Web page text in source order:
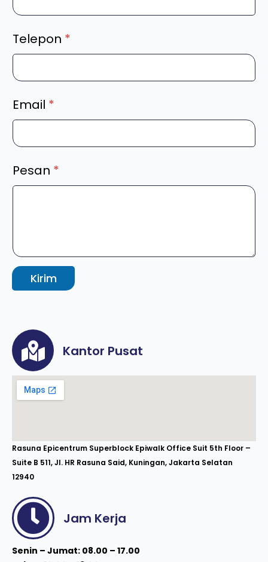
Telepon *
Email *
Pesan *
Kirim
Kantor Pusat
Rasuna Epicentrum Superblock Epiwalk Office Suit 5th Floor –
Suite B 511, Jl. HR Rasuna Said, Kuningan, Jakarta Selatan
12940
Jam Kerja
Senin – Jumat: 08.00 – 17.00